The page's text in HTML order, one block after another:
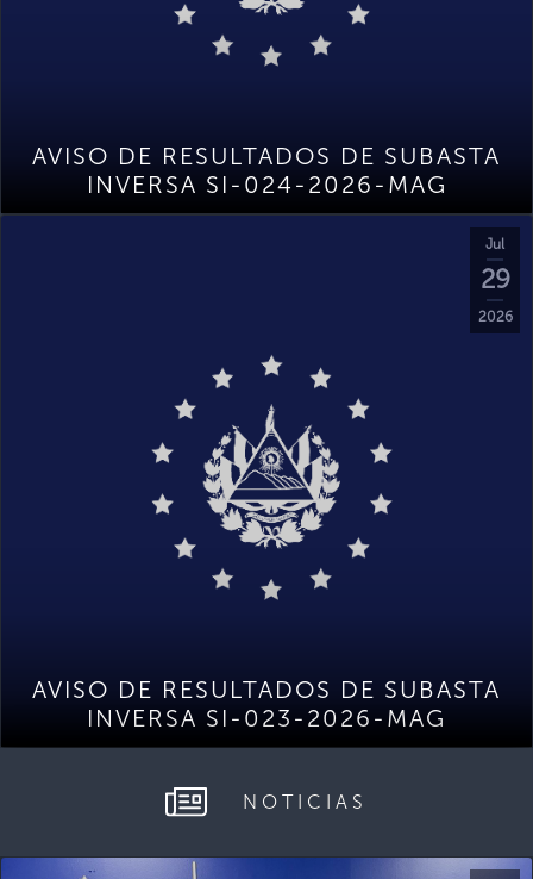
AVISO DE RESULTADOS DE SUBASTA
INVERSA SI-024-2026-MAG
Jul
29
2026
AVISO DE RESULTADOS DE SUBASTA
INVERSA SI-023-2026-MAG
NOTICIAS